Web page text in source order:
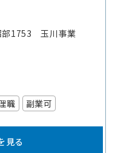
部1753 玉川事業
職 副業可
見る